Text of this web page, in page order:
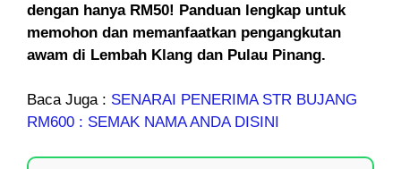
dengan hanya RM50! Panduan lengkap untuk
memohon dan memanfaatkan pengangkutan
awam di Lembah Klang dan Pulau Pinang.
Baca Juga : SENARAI PENERIMA STR BUJANG
RM600 : SEMAK NAMA ANDA DISINI